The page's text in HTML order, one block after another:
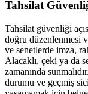
Tahsilat
Tahsilat güvenliği
doğru düzenlenmesi
ve senetlerde imza,
Alacaklı, çeki ya da
zamanında
durumu ve geçmiş